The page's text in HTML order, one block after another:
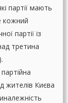
партії мають
кожний
партії із
третина
жителів Києва